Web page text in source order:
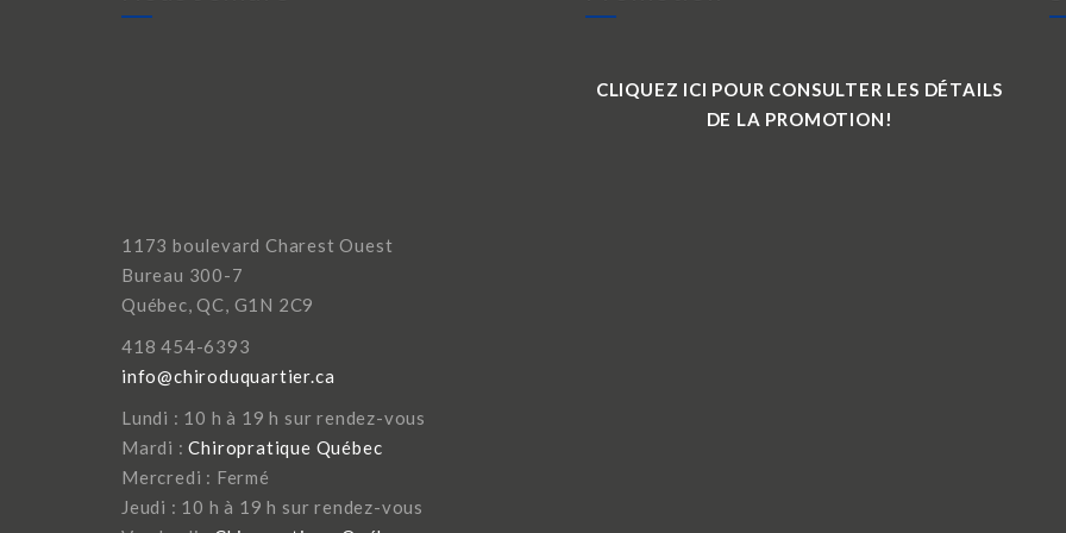
1173 boulevard Charest Ouest
Bureau 300-7
Québec, QC, G1N 2C9
418 454-6393
info@chiroduquartier.ca
Lundi : 10 h à 19 h sur rendez-vous
Mardi :Chiropratique Québec
Mercredi : Fermé
Jeudi : 10 h à 19 h sur rendez-vous
CLIQUEZ ICI POUR CONSULTER LES DÉTAILS
DE LA PROMOTION!